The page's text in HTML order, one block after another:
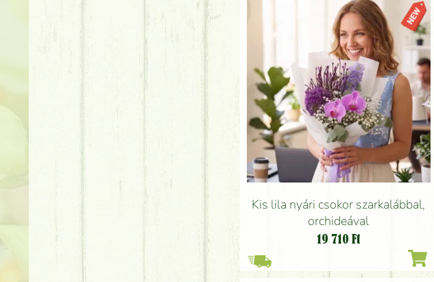
Kis lila nyári csokor szarkalábbal,
orchideával
19 710 Ft